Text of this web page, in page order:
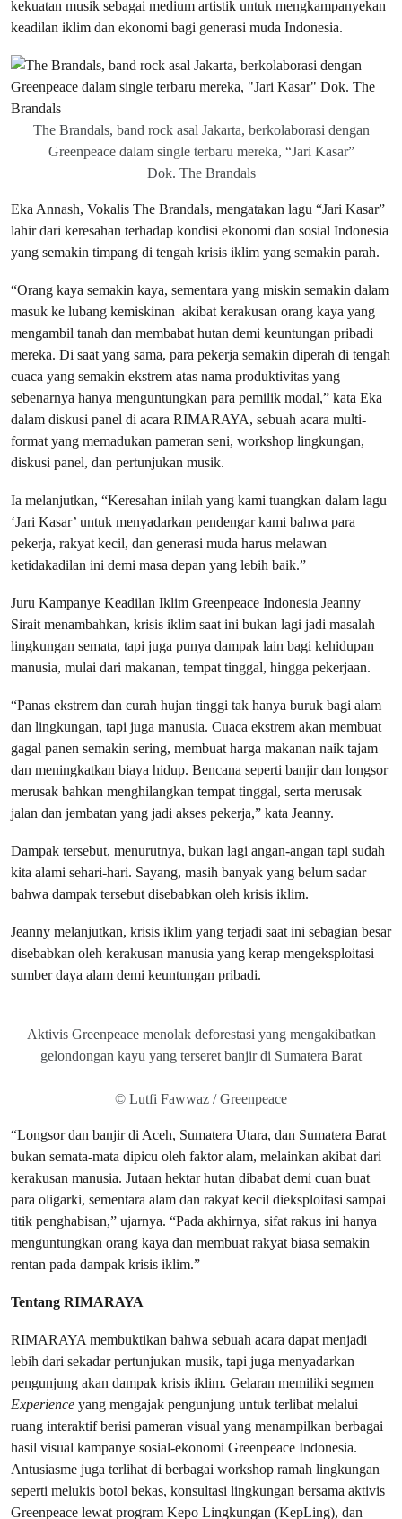
kekuatan musik sebagai medium artistik untuk mengkampanyekan
keadilan iklim dan ekonomi bagi generasi muda Indonesia.
The Brandals, band rock asal Jakarta, berkolaborasi dengan
Greenpeace dalam single terbaru mereka, “Jari Kasar”
Dok. The Brandals
Eka Annash, Vokalis The Brandals, mengatakan lagu “Jari Kasar”
lahir dari keresahan terhadap kondisi ekonomi dan sosial Indonesia
yang semakin timpang di tengah krisis iklim yang semakin parah.
“Orang kaya semakin kaya, sementara yang miskin semakin dalam
masuk ke lubang kemiskinan akibat kerakusan orang kaya yang
mengambil tanah dan membabat hutan demi keuntungan pribadi
mereka. Di saat yang sama, para pekerja semakin diperah di tengah
cuaca yang semakin ekstrem atas nama produktivitas yang
sebenarnya hanya menguntungkan para pemilik modal,” kata Eka
dalam diskusi panel di acara RIMARAYA, sebuah acara multi-
format yang memadukan pameran seni, workshop lingkungan,
diskusi panel, dan pertunjukan musik.
Ia melanjutkan, “Keresahan inilah yang kami tuangkan dalam lagu
‘Jari Kasar’ untuk menyadarkan pendengar kami bahwa para
pekerja, rakyat kecil, dan generasi muda harus melawan
ketidakadilan ini demi masa depan yang lebih baik.”
Juru Kampanye Keadilan Iklim Greenpeace Indonesia Jeanny
Sirait menambahkan, krisis iklim saat ini bukan lagi jadi masalah
lingkungan semata, tapi juga punya dampak lain bagi kehidupan
manusia, mulai dari makanan, tempat tinggal, hingga pekerjaan.
“Panas ekstrem dan curah hujan tinggi tak hanya buruk bagi alam
dan lingkungan, tapi juga manusia. Cuaca ekstrem akan membuat
gagal panen semakin sering, membuat harga makanan naik tajam
dan meningkatkan biaya hidup. Bencana seperti banjir dan longsor
merusak bahkan menghilangkan tempat tinggal, serta merusak
jalan dan jembatan yang jadi akses pekerja,” kata Jeanny.
Dampak tersebut, menurutnya, bukan lagi angan-angan tapi sudah
kita alami sehari-hari. Sayang, masih banyak yang belum sadar
bahwa dampak tersebut disebabkan oleh krisis iklim.
Jeanny melanjutkan, krisis iklim yang terjadi saat ini sebagian besar
disebabkan oleh kerakusan manusia yang kerap mengeksploitasi
sumber daya alam demi keuntungan pribadi.
Aktivis Greenpeace menolak deforestasi yang mengakibatkan
gelondongan kayu yang terseret banjir di Sumatera Barat
© Lutfi Fawwaz / Greenpeace
“Longsor dan banjir di Aceh, Sumatera Utara, dan Sumatera Barat
bukan semata-mata dipicu oleh faktor alam, melainkan akibat dari
kerakusan manusia. Jutaan hektar hutan dibabat demi cuan buat
para oligarki, sementara alam dan rakyat kecil dieksploitasi sampai
titik penghabisan,” ujarnya. “Pada akhirnya, sifat rakus ini hanya
menguntungkan orang kaya dan membuat rakyat biasa semakin
rentan pada dampak krisis iklim.”
Tentang RIMARAYA
RIMARAYA membuktikan bahwa sebuah acara dapat menjadi
lebih dari sekadar pertunjukan musik, tapi juga menyadarkan
pengunjung akan dampak krisis iklim. Gelaran memiliki segmen
Experience yang mengajak pengunjung untuk terlibat melalui
ruang interaktif berisi pameran visual yang menampilkan berbagai
hasil visual kampanye sosial-ekonomi Greenpeace Indonesia.
Antusiasme juga terlihat di berbagai workshop ramah lingkungan
seperti melukis botol bekas, konsultasi lingkungan bersama aktivis
Greenpeace lewat program Kepo Lingkungan (KepLing), dan